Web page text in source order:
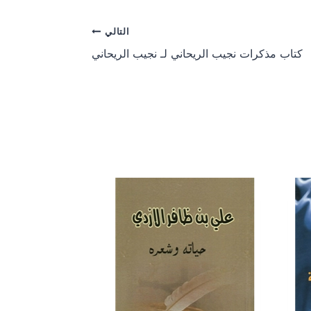
التالي
كتاب مذكرات نجيب الريحاني لـ نجيب الريحاني